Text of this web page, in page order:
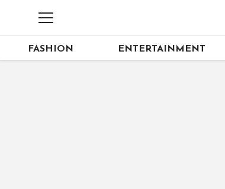
FASHION ENTERTAINMENT